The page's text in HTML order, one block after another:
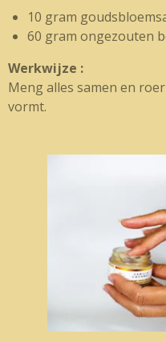
10 gram
60 gram ongezouten
Werkwijze :
Meng alles samen en
vormt.